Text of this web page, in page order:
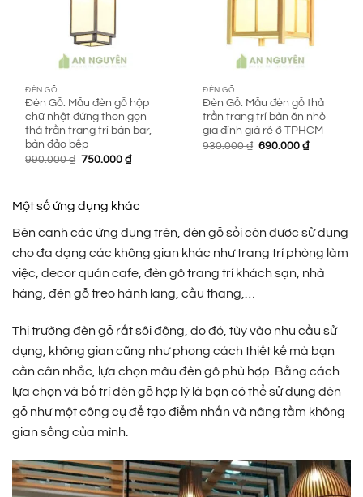
ĐÈN GỖ
Đèn Gỗ: Mẫu đèn gỗ hộp
chữ nhật đứng thon gọn
thả trần trang trí bàn bar,
bàn đảo bếp
990.000₫ Giá
750.000₫Giá
ĐÈN GỖ
Đèn Gỗ: Mẫu đèn gỗ thả
trần trang trí bàn ăn nhỏ
gia đình giá rẻ ở TPHCM
930.000₫ Giá
690.000₫Giá
Một số ứng dụng khác
Bên cạnh các ứng dụng trên, đèn gỗ sồi còn được sử dụng
cho đa dạng các không gian khác như trang trí phòng làm
việc, decor quán cafe, đèn gỗ trang trí khách sạn, nhà
hàng, đèn gỗ treo hành lang, cầu thang,…
Thị trường đèn gỗ rất sôi động, do đó, tùy vào nhu cầu sử
dụng, không gian cũng như phong cách thiết kế mà bạn
cần cân nhắc, lựa chọn mẫu đèn gỗ phù hợp. Bằng cách
lựa chọn và bố trí đèn gỗ hợp lý là bạn có thể sử dụng đèn
gỗ như một công cụ để tạo điểm nhấn và nâng tầm không
gian sống của mình.